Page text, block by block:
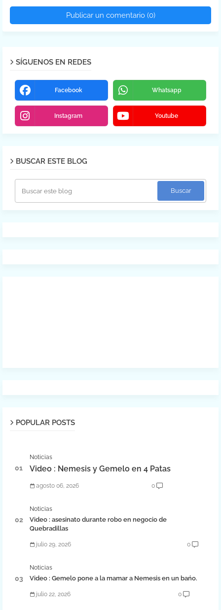
Publicar un comentario (0)
SÍGUENOS EN REDES
Facebook Whatsapp
Instagram Youtube
BUSCAR ESTE BLOG
POPULAR POSTS
Noticias
Video : Nemesis y Gemelo en 4 Patas
agosto 06, 2026 0
Noticias
Video : asesinato durante robo en negocio de
Quebradillas
julio 29, 2026 0
Noticias
Video : Gemelo pone a la mamar a Nemesis en un bańo.
julio 22, 2026 0